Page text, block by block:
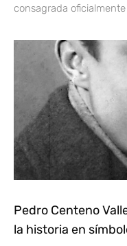
consagrada
Pedro Centeno
la historia en